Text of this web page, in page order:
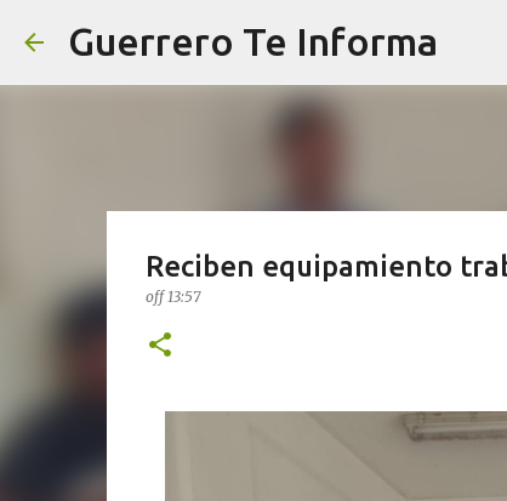
Guerrero Te Informa
Reciben equipamiento
off13:57